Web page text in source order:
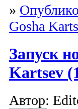
»
Gosha
Запуск
Kartsev
Автор: